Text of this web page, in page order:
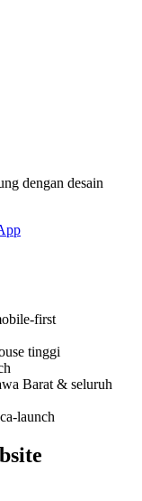
dengan desain
first
tinggi
Barat & seluruh
launch